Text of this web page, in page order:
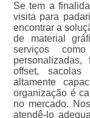
Se tem a
visita para
encontrar a
de material
serviços
offset, sacolas
altamente
organização é
no mercado.
atendê-lo